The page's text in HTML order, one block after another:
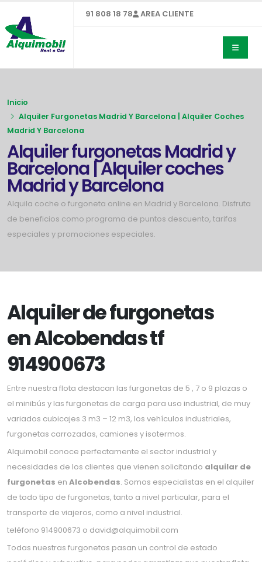
91 808 18 78 AREA CLIENTE
Inicio
Alquiler Furgonetas Madrid Y Barcelona | Alquiler Coches
Madrid Y Barcelona
Alquiler furgonetas Madrid y
Barcelona | Alquiler coches
Madrid y Barcelona
Alquila coche o furgoneta online en Madrid y Barcelona. Disfruta
de beneficios como programa de puntos descuento, tarifas
especiales y promociones especiales.
Alquiler de furgonetas
en Alcobendas tf
914900673
Entre nuestra flota destacan las furgonetas de 5 , 7 o 9 plazas o
el minibús y las furgonetas de carga para uso industrial, de muy
variados cubicajes 3 m3 – 12 m3, los vehículos industriales,
furgonetas carrozadas, camiones y isotermos.
Alquimobil conoce perfectamente el sector industrial y
necesidades de los clientes que vienen solicitando alquilar de
furgonetas en Alcobendas. Somos especialistas en el alquiler
de todo tipo de furgonetas, tanto a nivel particular, para el
transporte de viajeros, como a nivel industrial.
teléfono 914900673 o david@alquimobil.com
Todas nuestras furgonetas pasan un control de estado